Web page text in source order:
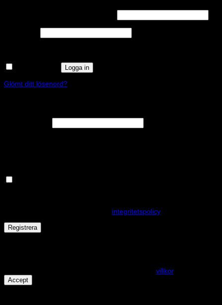
Obligatoriskt
Logga in
Glömt ditt lösenord?
integritetspolicy.
Registrera
villkor.
Accept